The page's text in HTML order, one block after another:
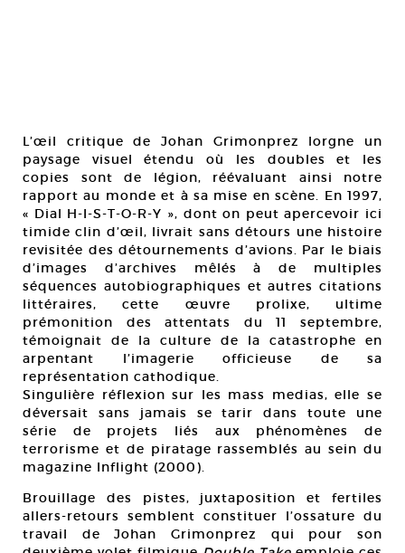
L’œil critique de Johan Grimonprez lorgne un
paysage visuel étendu où les doubles et les
copies sont de légion, réévaluant ainsi notre
rapport au monde et à sa mise en scène. En 1997,
« Dial H-I-S-T-O-R-Y », dont on peut apercevoir ici
timide clin d’œil, livrait sans détours une histoire
revisitée des détournements d’avions. Par le biais
d’images d’archives mêlés à de multiples
séquences autobiographiques et autres citations
littéraires, cette œuvre prolixe, ultime
prémonition des attentats du 11 septembre,
témoignait de la culture de la catastrophe en
arpentant l’imagerie officieuse de sa
représentation cathodique.
Singulière réflexion sur les mass medias, elle se
déversait sans jamais se tarir dans toute une
série de projets liés aux phénomènes de
terrorisme et de piratage rassemblés au sein du
magazine Inflight (2000).
Brouillage des pistes, juxtaposition et fertiles
allers-retours semblent constituer l’ossature du
travail de Johan Grimonprez qui pour son